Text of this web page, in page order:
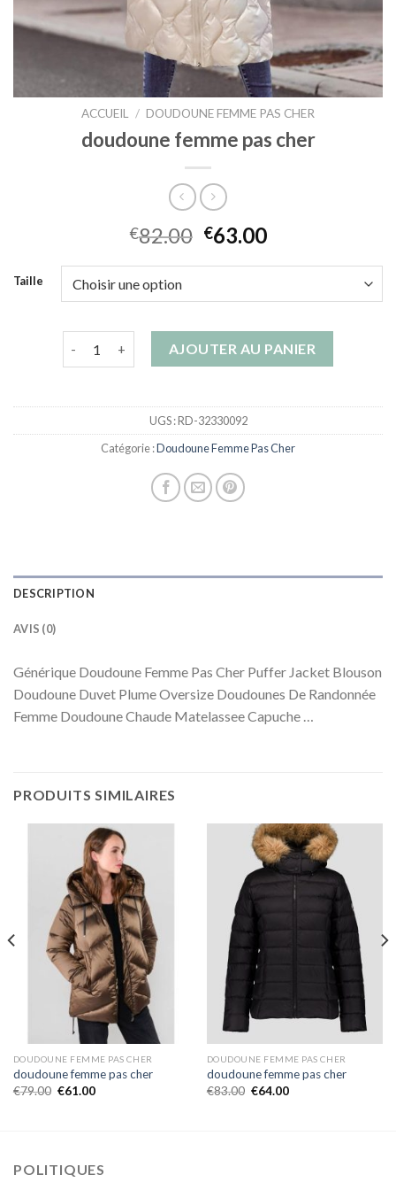
ACCUEIL / DOUDOUNE FEMME PAS CHER
doudoune femme pas cher
€82.00 €63.00
Taille
quantité de doudoune femme pas cher
AJOUTER AU PANIER
UGS :RD-32330092
Catégorie :Doudoune Femme Pas Cher
DESCRIPTION
AVIS (0)
Générique Doudoune Femme Pas Cher Puffer Jacket Blouson
Doudoune Duvet Plume Oversize Doudounes De Randonnée
Femme Doudoune Chaude Matelassee Capuche …
PRODUITS SIMILAIRES
DOUDOUNE FEMME PAS CHER
doudoune femme pas cher
€79.00 €61.00
DOUDOUNE FEMME PAS CHER
doudoune femme pas cher
€83.00 €64.00
POLITIQUES